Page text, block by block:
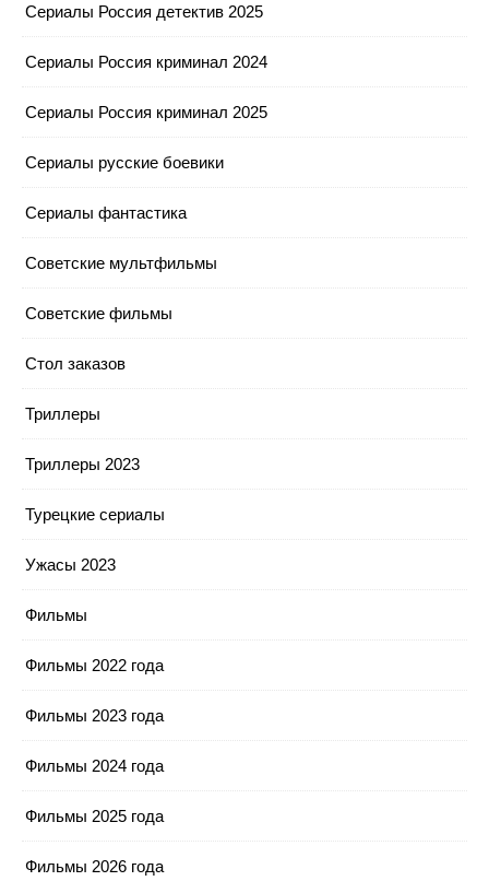
Сериалы Россия детектив 2025
Сериалы Россия криминал 2024
Сериалы Россия криминал 2025
Сериалы русские боевики
Сериалы фантастика
Советские мультфильмы
Советские фильмы
Стол заказов
Триллеры
Триллеры 2023
Турецкие сериалы
Ужасы 2023
Фильмы
Фильмы 2022 года
Фильмы 2023 года
Фильмы 2024 года
Фильмы 2025 года
Фильмы 2026 года